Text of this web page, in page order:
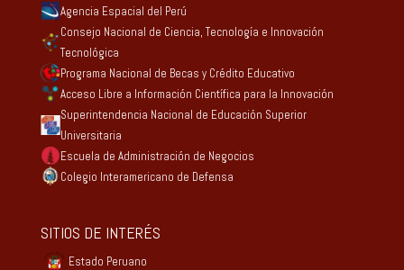
Agencia Espacial del Perú
Consejo Nacional de Ciencia, Tecnología e Innovación
Tecnológica
Programa Nacional de Becas y Crédito Educativo
Acceso Libre a Información Científica para la Innovación
Superintendencia Nacional de Educación Superior
Universitaria
Escuela de Administración de Negocios
Colegio Interamericano de Defensa
SITIOS DE INTERÉS
Estado Peruano